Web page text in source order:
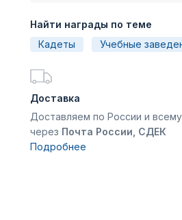
Найти награды по теме
Кадеты
Учебные
Доставка
Доставляем по России и
через Почта России, СДЕК
Подробнее